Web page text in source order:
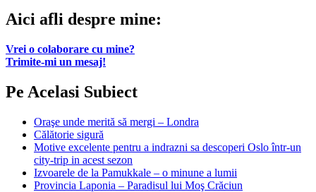
Aici afli despre mine:
Vrei o colaborare cu mine?
Trimite-mi un mesaj!
Pe Acelasi Subiect
Oraşe unde merită să mergi – Londra
Călătorie sigură
Motive excelente pentru a indrazni sa descoperi Oslo într-un
city-trip in acest sezon
Izvoarele de la Pamukkale – o minune a lumii
Provincia Laponia – Paradisul lui Moş Crăciun